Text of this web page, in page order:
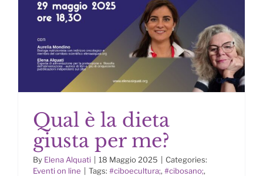
Qual è la dieta
giusta per me?
By Elena Alquati 18 Maggio 2025
Categories:
Eventi on line
Tags: #ciboecultura;, #cibosano;,